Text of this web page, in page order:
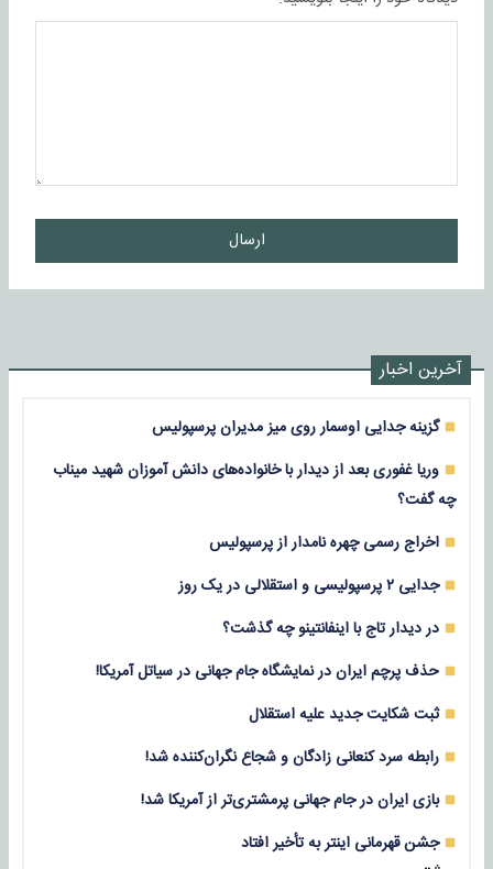
ارسال
آخرین اخبار
گزینه جدایی اوسمار روی میز مدیران پرسپولیس
وریا غفوری بعد از دیدار با خانواده‌های دانش آموزان شهید میناب
چه گفت؟
اخراج رسمی چهره نامدار از پرسپولیس
جدایی ۲ پرسپولیسی و استقلالی در یک روز
در دیدار تاج با اینفانتینو چه گذشت؟
حذف پرچم ایران در نمایشگاه جام جهانی در سیاتل آمریکا!
ثبت شکایت جدید علیه استقلال
رابطه سرد کنعانی زادگان و شجاع نگران‌کننده شد!
بازی‌ ایران در جام جهانی پرمشتری‌تر از آمریکا شد!
جشن قهرمانی اینتر به تأخیر افتاد